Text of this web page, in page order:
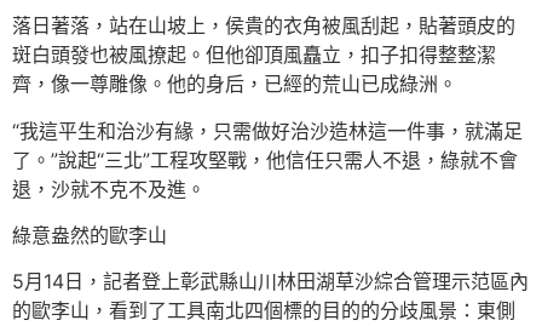
落日著落，站在山坡上，侯貴的衣角被風刮起，貼著頭皮的
斑白頭發也被風撩起。但他卻頂風矗立，扣子扣得整整潔
齊，像一尊雕像。他的身后，已經的荒山已成綠洲。
“我這平生和治沙有緣，只需做好治沙造林這一件事，就滿足
了。”說起“三北”工程攻堅戰，他信任只需人不退，綠就不會
退，沙就不克不及進。
綠意盎然的歐李山
5月14日，記者登上彰武縣山川林田湖草沙綜合管理示范區內
的歐李山，看到了工具南北四個標的目的的分歧風景：東側